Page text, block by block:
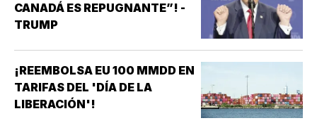
CANADÁ ES REPUGNANTE”! -
TRUMP
¡REEMBOLSA EU 100 MMDD EN
TARIFAS DEL 'DÍA DE LA
LIBERACIÓN'!